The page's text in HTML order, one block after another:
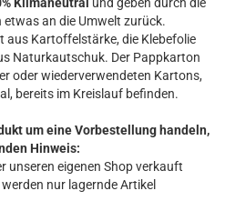
an die Umwelt zurück.
aus Kartoffelstärke, die Klebefolie
Naturkautschuk. Der Pappkarton
oder wiederverwendeten Kartons,
bereits im Kreislauf befinden.
um eine Vorbestellung handeln,
Hinweis:
unseren eigenen Shop verkauft
nur lagernde Artikel